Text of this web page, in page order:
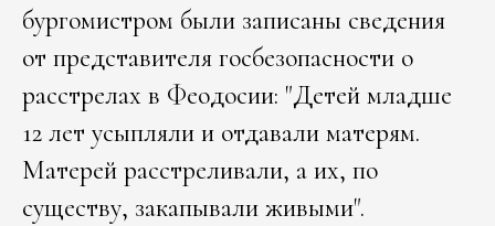
бургомистром были записаны сведения
от представителя госбезопасности о
расстрелах в Феодосии: "Детей младше
12 лет усыпляли и отдавали матерям.
Матерей расстреливали, а их, по
существу, закапывали живыми".